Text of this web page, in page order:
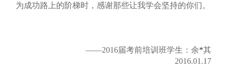
为成功路上的阶梯时，感谢那些让我学会坚持的你们。
——2016届考前培训班学生：余*其
2016.01.17